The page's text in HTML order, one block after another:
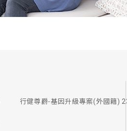
行健尊爵-基因升級專案(外國籍)